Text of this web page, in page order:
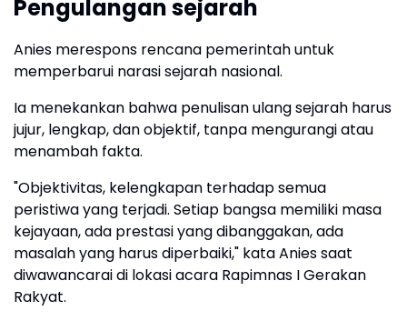
Pengulangan sejarah
Anies merespons rencana pemerintah untuk
memperbarui narasi sejarah nasional.
Ia menekankan bahwa penulisan ulang sejarah harus
jujur, lengkap, dan objektif, tanpa mengurangi atau
menambah fakta.
"Objektivitas, kelengkapan terhadap semua
peristiwa yang terjadi. Setiap bangsa memiliki masa
kejayaan, ada prestasi yang dibanggakan, ada
masalah yang harus diperbaiki," kata Anies saat
diwawancarai di lokasi acara Rapimnas I Gerakan
Rakyat.